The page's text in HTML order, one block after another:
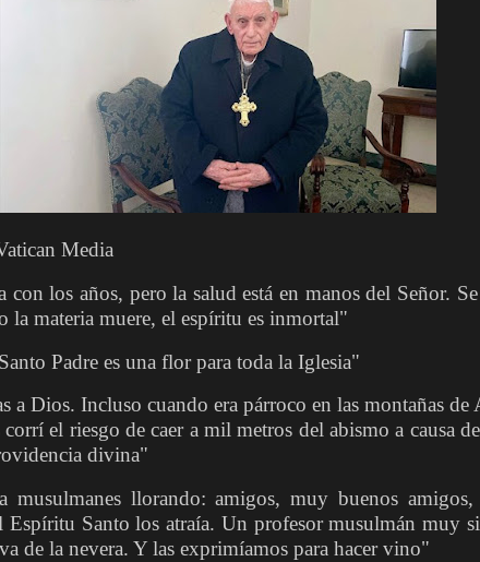
Media
con los años, pero la salud está en manos del Señor.
la materia muere, el espíritu es inmortal"
Padre es una flor para toda la Iglesia"
a Dios. Incluso cuando era párroco en las montañas
corrí el riesgo de caer a mil metros del abismo a causa
divina"
musulmanes llorando: amigos, muy buenos amigos,
Espíritu Santo los atraía. Un profesor musulmán muy
de la nevera. Y las exprimíamos para hacer vino"